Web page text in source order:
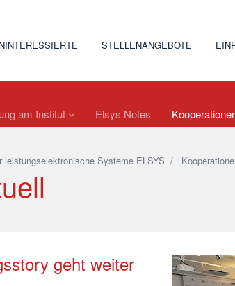
STELLENANGEBOTE
am Institut Elsys Notes
leistungselektronische Systeme ELSYS /
geht weiter